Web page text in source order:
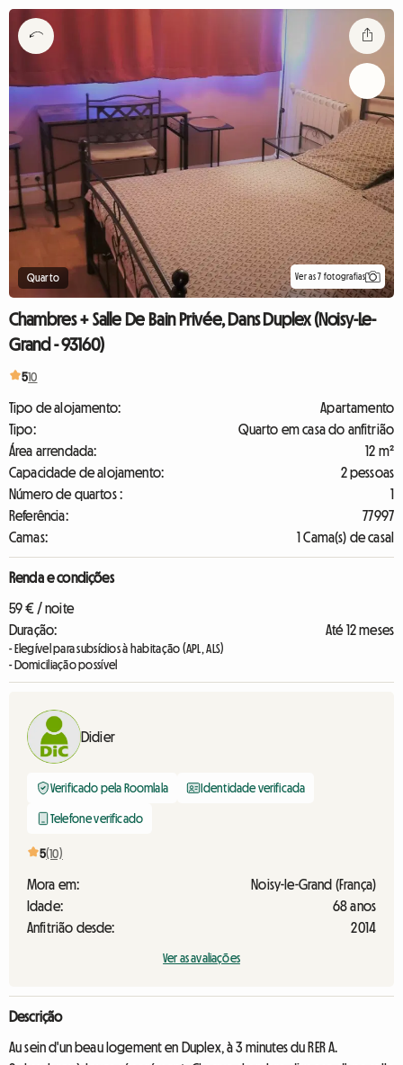
Quarto Ver as 7 fotografias
Chambres + Salle De Bain Privée, Dans Duplex (Noisy-Le-
Grand - 93160)
510
Tipo de alojamento:
Apartamento
Tipo:
Quarto em casa do anfitrião
Área arrendada:
12 m²
Capacidade de alojamento:
2 pessoas
Número de quartos :
1
Referência:
77997
Camas:
1 Cama(s) de casal
Renda e condições
59 € / noite
Duração:
Até 12 meses
- Elegível para subsídios à habitação (APL, ALS)
- Domiciliação possível
Didier
Verificado pela Roomlala Identidade verificada
Telefone verificado
5(10)
Mora em:
Noisy-le-Grand (França)
Idade:
68 anos
Anfitrião desde:
2014
Ver as avaliações
Descrição
Au sein d'un beau logement en Duplex, à 3 minutes du RER A.